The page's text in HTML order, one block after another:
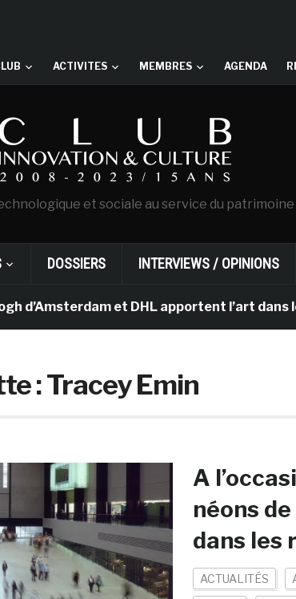
ACTIVITES MEMBRES AGENDA
et sociale au service du
DOSSIERS INTERVIEWS / OPINIONS
et DHL apportent l’art dans les
:Tracey Emin
A
néons
dans les
ACTUALITÉS